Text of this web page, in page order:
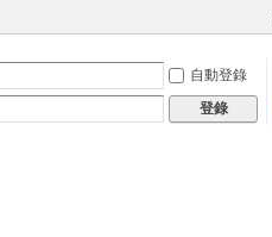
自動登錄
登錄